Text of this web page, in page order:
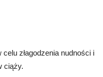
złagodzenia nudności i
ciąży.